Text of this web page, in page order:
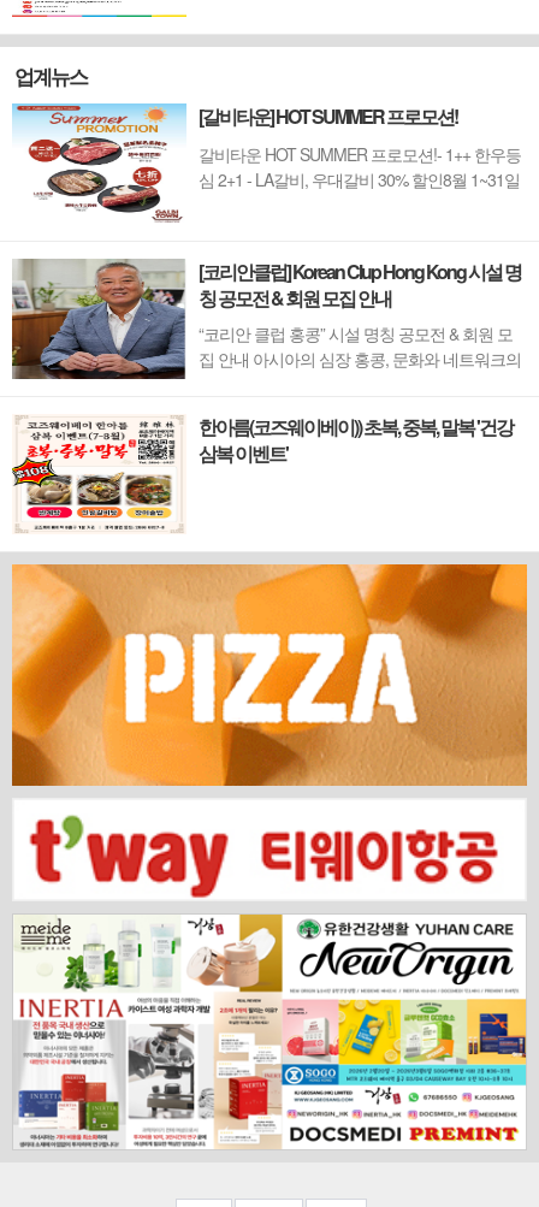
업계뉴스
[갈비타운] HOT SUMMER 프로모션!
갈비타운 HOT SUMMER 프로모션!- 1++ 한우등
심 2+1 - LA갈비, 우대갈비 30% 할인8월 1~31일
[코리안클럽] Korean Clup Hong Kong 시설 명
칭 공모전 & 회원 모집 안내
“코리안 클럽 홍콩” 시설 명칭 공모전 & 회원 모
집 안내 아시아의 심장 홍콩, 문화와 네트워크의
홍콩. 이 역동적인 글로벌 허브의 중심에서 한국
의 깊이 있는 문화유산과 세계적 감각을 잇는 새
한아름(코즈웨이베이)) 초복, 중복, 말복 '건강
삼복 이벤트'